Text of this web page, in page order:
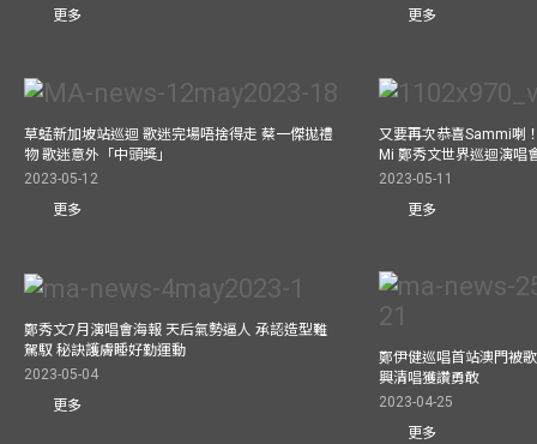
更多
更多
草蜢新加坡站巡迴 歌迷完場唔捨得走 蔡一傑拋禮
物 歌迷意外「中頭獎」
2023-05-12
更多
又要再次恭喜Sammi喇
Mi 鄭秀文世界巡迴演唱
2023-05-11
更多
鄭秀文7月演唱會海報 天后氣勢逼人 承認造型難
駕馭 秘訣護膚睡好勤運動
2023-05-04
更多
鄭伊健巡唱首站澳門被
興清唱獲讚勇敢
2023-04-25
更多